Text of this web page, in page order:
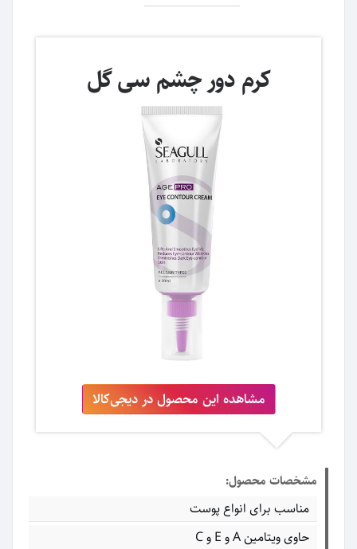
کرم دور چشم سی گل
مشاهده این محصول در دیجی‌کالا
مشخصات محصول:
مناسب برای انواع پوست
حاوی ویتامین A و E و C